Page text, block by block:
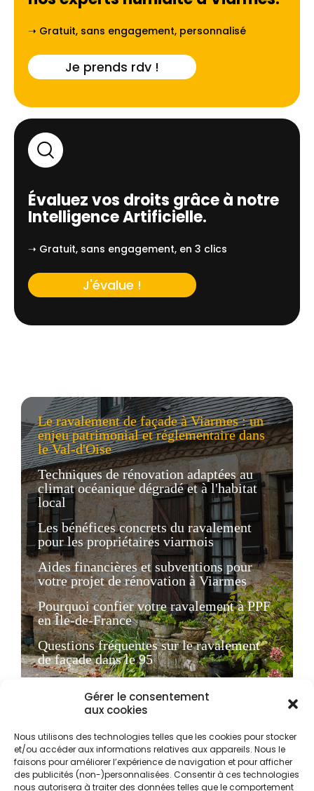
Gérer le consentement
aux cookies
Nous utilisons des technologies telles que les cookies pour stocker
et/ou accéder aux informations relatives aux appareils. Nous le
faisons pour améliorer l’expérience de navigation et pour afficher
des publicités (non-)personnalisées. Consentir à ces technologies
nous autorisera à traiter des données telles que le comportement
➝ Gratuit, sans engagement, personnalisé
Je prends rdv !
Évaluez vos droits grâce à notre
Intelligence Artificielle.
➝ Gratuit, sans engagement, en 3 clics
J'évalue !
Le ravalement de façade à Viarmes : un
enjeu patrimonial et réglementaire dans
le Val-d'Oise
Techniques de rénovation adaptées au
climat océanique dégradé et à l'habitat
local
Les bénéfices concrets du ravalement
pour les propriétaires viarmois
Aides financières et subventions pour
votre projet de rénovation à Viarmes
Pourquoi confier votre ravalement à PPF
en Île-de-France
Questions fréquentes sur le ravalement
de façade dans le 95
Le ravalement de façade
patrimonial et
réglementaire dans le
Val-d'Oise